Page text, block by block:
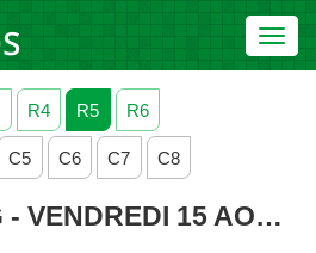
R4 R5 R6
C5 C6 C7 C8
R5 - CABOURG - VENDREDI 15 AOUT 2025